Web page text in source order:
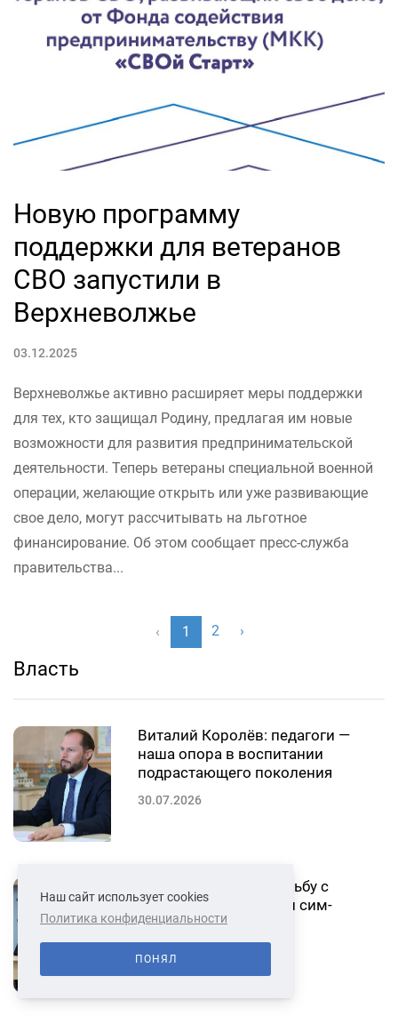
Новую программу
поддержки для ветеранов
СВО запустили в
Верхневолжье
03.12.2025
Верхневолжье активно расширяет меры поддержки
для тех, кто защищал Родину, предлагая им новые
возможности для развития предпринимательской
деятельности. Теперь ветераны специальной военной
операции, желающие открыть или уже развивающие
свое дело, могут рассчитывать на льготное
финансирование. Об этом сообщает пресс-служба
правительства...
‹ 1 2 ›
Власть
Виталий Королёв: педагоги —
наша опора в воспитании
подрастающего поколения
30.07.2026
В Твери обсудили борьбу с
кибермошенниками и сим-
боксами
Наш сайт использует cookies
Политика конфиденциальности
ПОНЯЛ